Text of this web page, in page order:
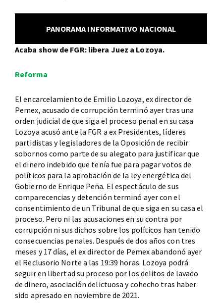
PANORAMA INFORMATIVO NACIONAL
Acaba show de FGR: libera Juez a Lozoya.
Reforma
El encarcelamiento de Emilio Lozoya, ex director de
Pemex, acusado de corrupción terminó ayer tras una
orden judicial de que siga el proceso penal en su casa.
Lozoya acusó ante la FGR a ex Presidentes, líderes
partidistas y legisladores de la Oposición de recibir
sobornos como parte de su alegato para justificar que
el dinero indebido que tenía fue para pagar votos de
políticos para la aprobación de la ley energética del
Gobierno de Enrique Peña. El espectáculo de sus
comparecencias y detención terminó ayer con el
consentimiento de un Tribunal de que siga en su casa el
proceso. Pero ni las acusaciones en su contra por
corrupción ni sus dichos sobre los políticos han tenido
consecuencias penales. Después de dos años con tres
meses y 17 días, el ex director de Pemex abandonó ayer
el Reclusorio Norte a las 19:39 horas. Lozoya podrá
seguir en libertad su proceso por los delitos de lavado
de dinero, asociación delictuosa y cohecho tras haber
sido apresado en noviembre de 2021.